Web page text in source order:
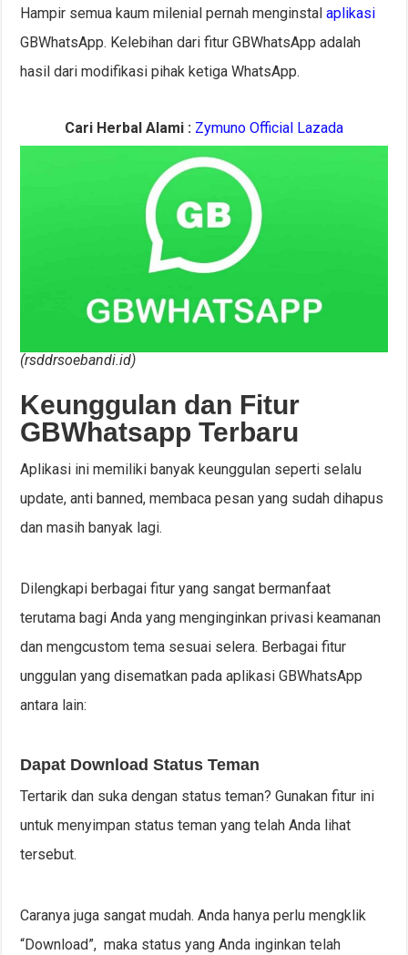
Hampir semua kaum milenial pernah menginstalaplikasi
GBWhatsApp. Kelebihan dari fitur GBWhatsApp adalah
hasil dari modifikasi pihak ketiga WhatsApp.
Cari Herbal Alami : Zymuno Official Lazada
(rsddrsoebandi.id)
Keunggulan dan Fitur
GBWhatsapp Terbaru
Aplikasi ini memiliki banyak keunggulan seperti selalu
update, anti banned, membaca pesan yang sudah dihapus
dan masih banyak lagi.
Dilengkapi berbagai fitur yang sangat bermanfaat
terutama bagi Anda yang menginginkan privasi keamanan
dan mengcustom tema sesuai selera. Berbagai fitur
unggulan yang disematkan pada aplikasi GBWhatsApp
antara lain:
Dapat Download Status Teman
Tertarik dan suka dengan status teman? Gunakan fitur ini
untuk menyimpan status teman yang telah Anda lihat
tersebut.
Caranya juga sangat mudah. Anda hanya perlu mengklik
“Download”, maka status yang Anda inginkan telah